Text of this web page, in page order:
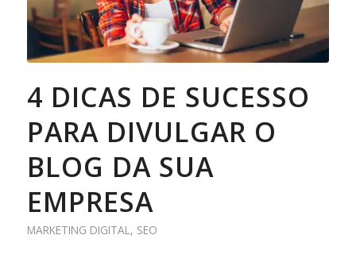
4 DICAS DE SUCESSO
PARA DIVULGAR O
BLOG DA SUA
EMPRESA
MARKETING DIGITAL, SEO